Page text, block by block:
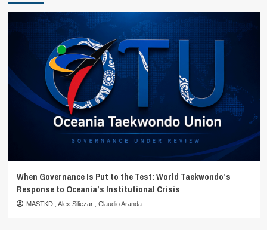
When Governance Is Put to the Test: World Taekwondo’s
Response to Oceania’s Institutional Crisis
MASTKD Alex Siliezar Claudio Aranda